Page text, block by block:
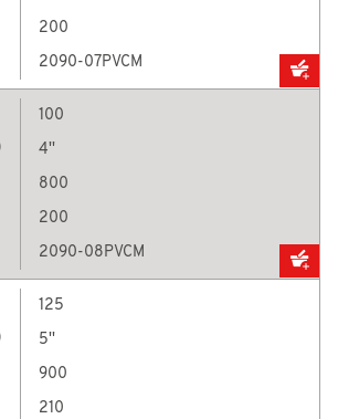
200
2090-07PVCM
100
4''
800
200
2090-08PVCM
125
5''
900
210